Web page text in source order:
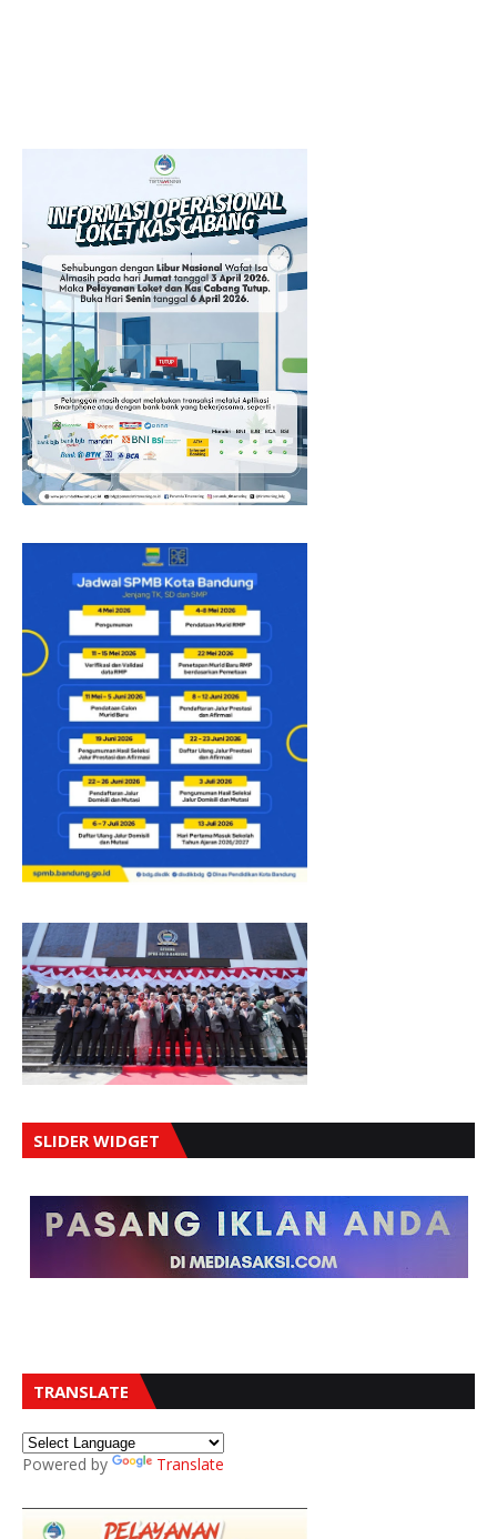
SLIDER WIDGET
TRANSLATE
Powered by Translate